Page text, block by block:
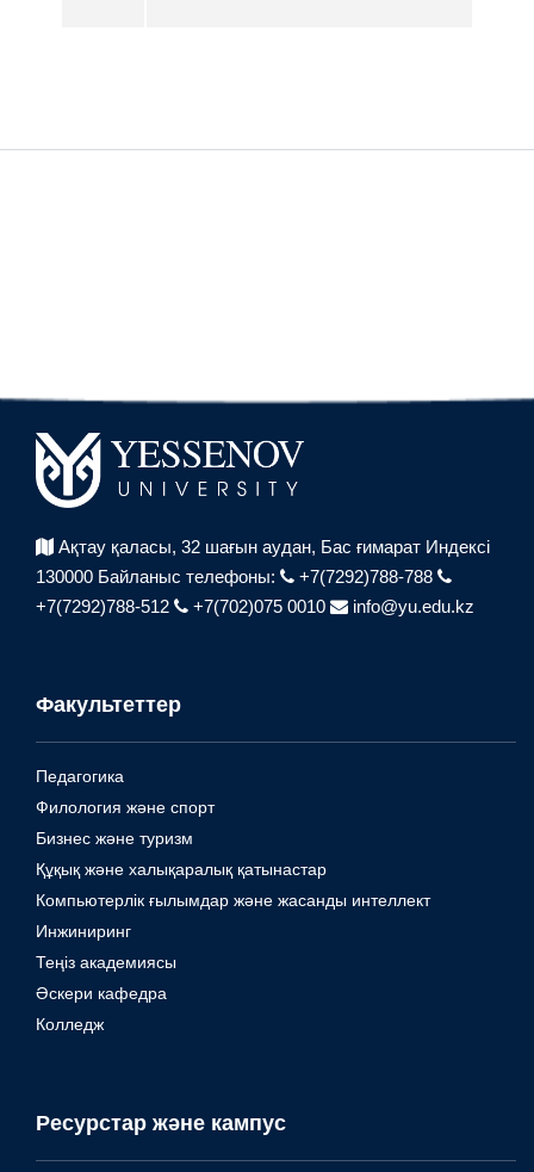
Ақтау қаласы, 32 шағын аудан, Бас ғимарат Индексі
130000 Байланыс телефоны:
+7(7292)788-788
+7(7292)788-512
+7(702)075 0010 info@yu.edu.kz
Факультеттер
Педагогика
Филология және спорт
Бизнес және туризм
Құқық және халықаралық қатынастар
Компьютерлік ғылымдар және жасанды интеллект
Инжиниринг
Теңіз академиясы
Әскери кафедра
Колледж
Ресурстар және кампус